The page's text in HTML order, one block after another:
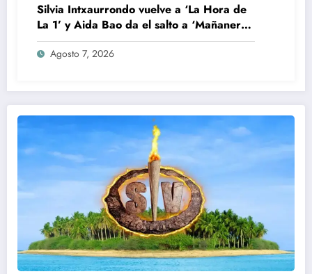
Silvia Intxaurrondo vuelve a ‘La Hora de
La 1’ y Aida Bao da el salto a ‘Mañaneros
360’
Agosto 7, 2026